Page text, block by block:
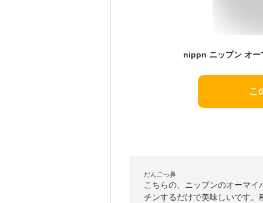
こ
だんごっ鼻
こちらの、ニップンのオーマ
チンするだけで美味しいです